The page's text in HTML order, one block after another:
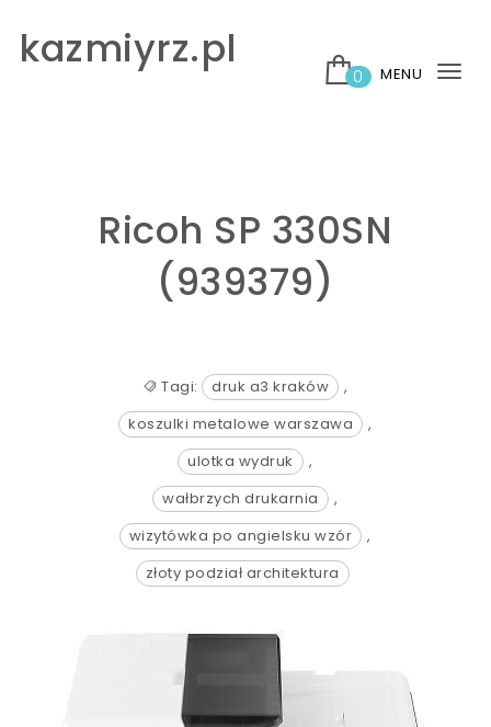
kazmiyrz.pl
0 MENU
Ricoh SP 330SN
(939379)
Tagi: druk a3 kraków
,
koszulki metalowe warszawa
,
ulotka wydruk
,
wałbrzych drukarnia
,
wizytówka po angielsku wzór
,
złoty podział architektura